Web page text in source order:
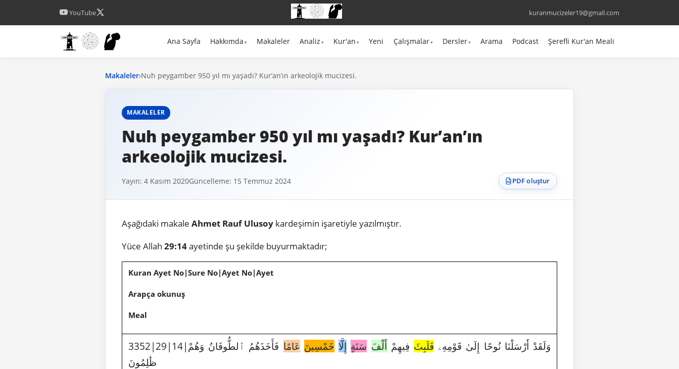
YouTube kuranmucizeler19@gmail.com
Ana Sayfa Hakkımda Makaleler Analiz Kur'an Yeni Çalışmalar Dersler Arama Podcast Şerefli Kur'an Meali
Makaleler›Nuh peygamber 950 yıl mı yaşadı? Kur’an’ın arkeolojik mucizesi.
MAKALELER
Nuh peygamber 950 yıl mı yaşadı? Kur’an’ın
arkeolojik mucizesi.
Yayın: 4 Kasım 2020Güncelleme: 15 Temmuz 2024 PDF oluştur
Aşağıdaki makale Ahmet Rauf Ulusoy kardeşimin işaretiyle yazılmıştır.
Yüce Allah 29:14ayetinde şu şekilde buyurmaktadır;
Kuran Ayet No|Sure No|Ayet No|Ayet
Arapça okunuş
Meal
3352|29|14|وَلَقَدْ أَرْسَلْنَا نُوحًا إِلَىٰ قَوْمِهِۦ فَلَبِثَ فِيهِمْأَلْفَ سَنَةٍ إِلَّا خَمْسِينَ عَامًا فَأَخَذَهُمُ ٱلطُّوفَانُ وَهُمْ
ظَٰلِمُونَ